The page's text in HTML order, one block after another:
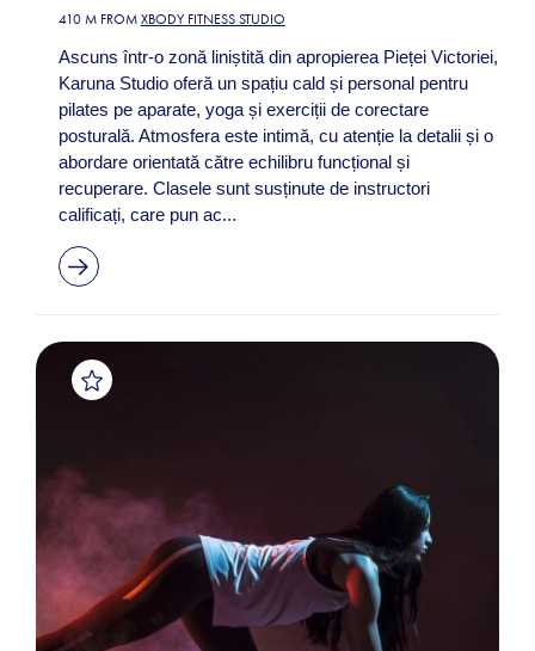
410 M FROM XBODY FITNESS STUDIO
Ascuns într-o zonă liniștită din apropierea Pieței Victoriei,
Karuna Studio oferă un spațiu cald și personal pentru
pilates pe aparate, yoga și exerciții de corectare
posturală. Atmosfera este intimă, cu atenție la detalii și o
abordare orientată către echilibru funcțional și
recuperare. Clasele sunt susținute de instructori
calificați, care pun ac...